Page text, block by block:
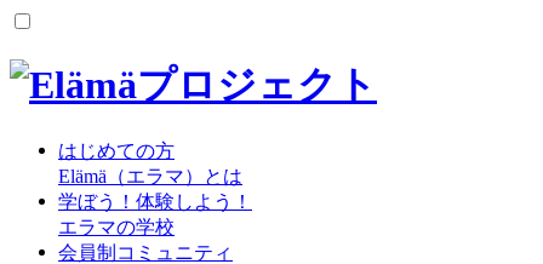
はじめての方
Elämä（エラマ）とは
学ぼう！体験しよう！
エラマの学校
会員制コミュニティ